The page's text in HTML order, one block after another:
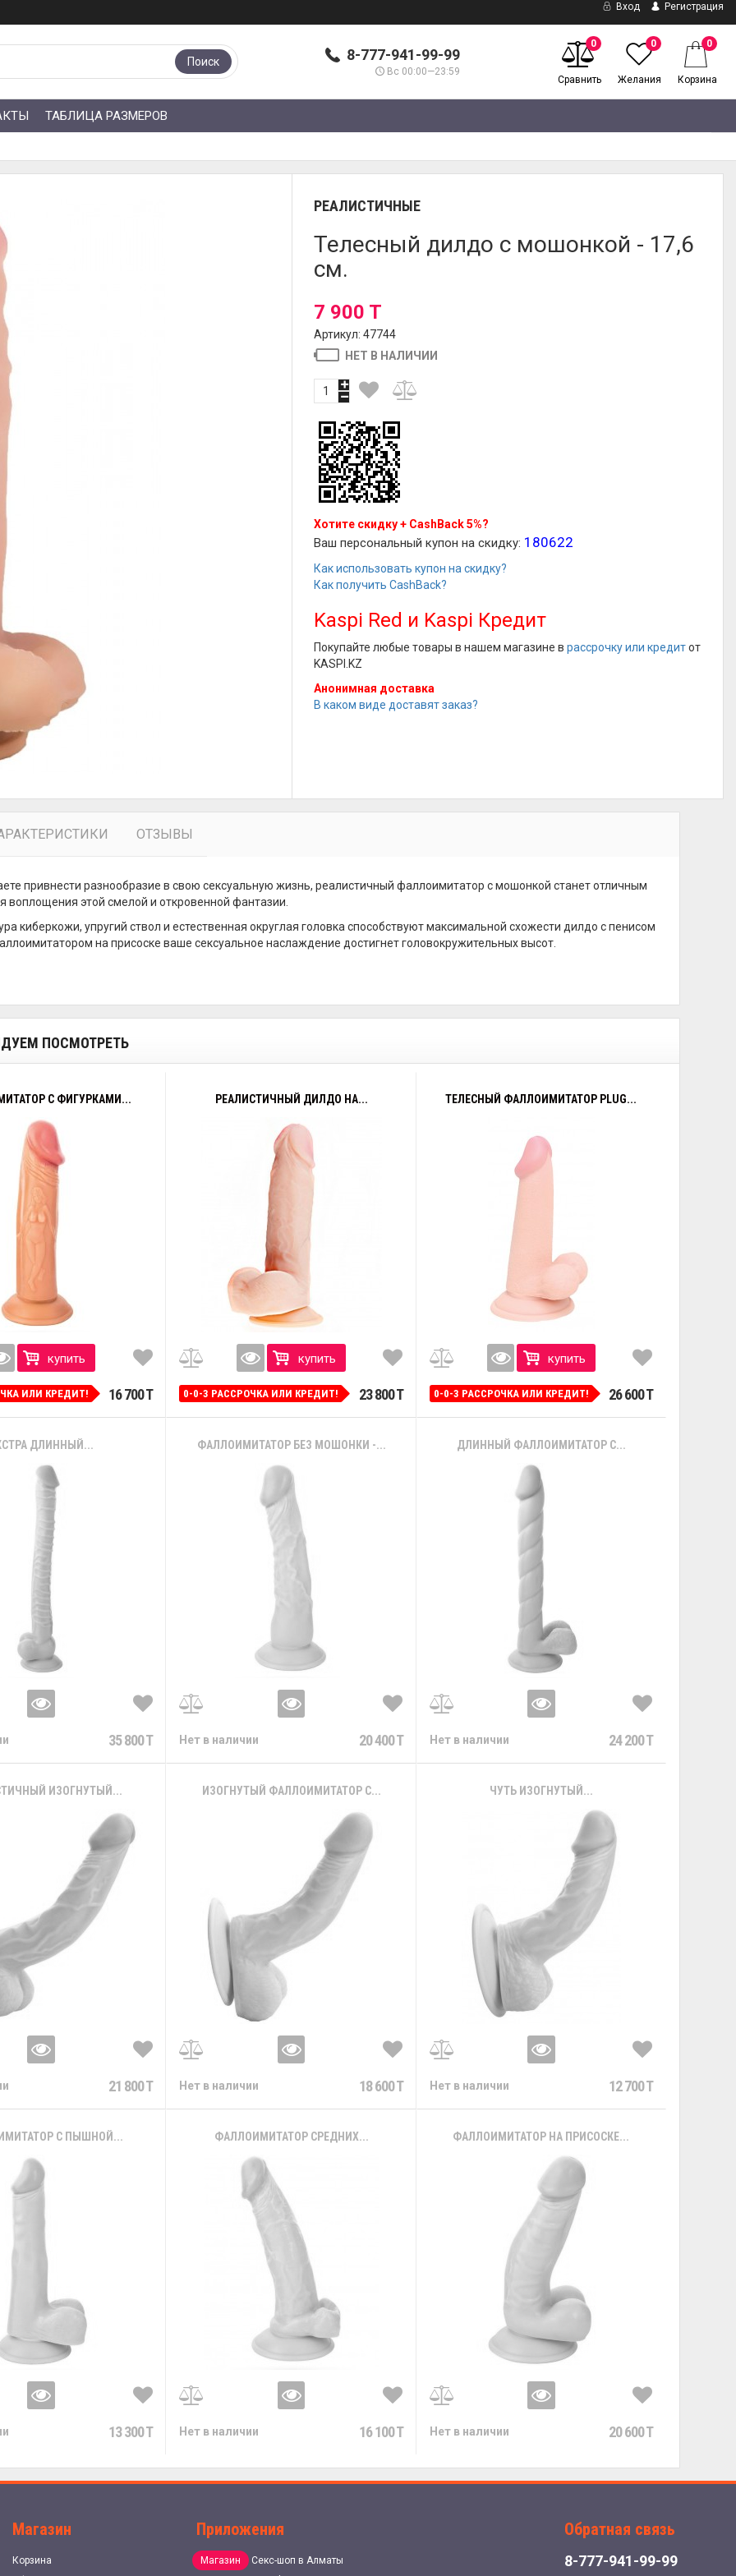
Вход Регистрация
8-777-941-99-99
Вс 00:00—23:59
Поиск
0
Сравнить
0
Желания
0
Корзина
ТАБЛИЦА РАЗМЕРОВ
РЕАЛИСТИЧНЫЕ
Телесный дилдо с мошонкой - 17,6
см.
7 900 T
Артикул: 47744
НЕТ В НАЛИЧИИ
Хотите скидку + CashBack 5%?
Ваш персональный купон на скидку: 180622
Как использовать купон на скидку?
Как получить CashBack?
Kaspi Red и Kaspi Кредит
Покупайте любые товары в нашем магазине врассрочку или кредитот
KASPI.KZ
Анонимная доставка
В каком виде доставят заказ?
ОТЗЫВЫ
привнести разнообразие в свою сексуальную жизнь, реалистичный фаллоимитатор с мошонкой станет отличным
воплощения этой смелой и откровенной фантазии.
киберкожи, упругий ствол и естественная округлая головка способствуют максимальной схожести дилдо с пенисом
на присоске ваше сексуальное наслаждение достигнет головокружительных высот.
ПОСМОТРЕТЬ
С ФИГУРКАМИ...
купить
ИЛИ КРЕДИТ! 16 700 T
РЕАЛИСТИЧНЫЙ ДИЛДО НА...
купить
0-0-3 РАССРОЧКА ИЛИ КРЕДИТ! 23 800 T
ТЕЛЕСНЫЙ ФАЛЛОИМИТАТОР PLUG...
купить
0-0-3 РАССРОЧКА ИЛИ КРЕДИТ! 26 600 T
ДЛИННЫЙ...
35 800 T
ФАЛЛОИМИТАТОР БЕЗ МОШОНКИ -...
Нет в наличии 20 400 T
ДЛИННЫЙ ФАЛЛОИМИТАТОР С...
Нет в наличии 24 200 T
ИЗОГНУТЫЙ...
21 800 T
ИЗОГНУТЫЙ ФАЛЛОИМИТАТОР С...
Нет в наличии 18 600 T
ЧУТЬ ИЗОГНУТЫЙ...
Нет в наличии 12 700 T
С ПЫШНОЙ...
13 300 T
ФАЛЛОИМИТАТОР СРЕДНИХ...
Нет в наличии 16 100 T
ФАЛЛОИМИТАТОР НА ПРИСОСКЕ...
Нет в наличии 20 600 T
Магазин
Корзина
Приложения
Магазин
Секс-шоп в Алматы
Обратная связь
8-777-941-99-99